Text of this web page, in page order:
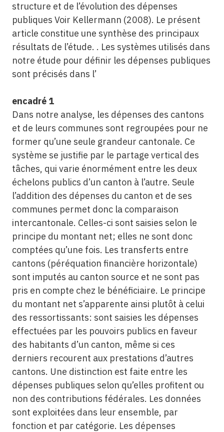
structure et de l’évolution des dépenses
publiques Voir Kellermann (2008). Le présent
article constitue une synthèse des principaux
résultats de l’étude. . Les systèmes utilisés dans
notre étude pour définir les dépenses publiques
sont précisés dans l’
encadré 1
Dans notre analyse, les dépenses des cantons
et de leurs communes sont regroupées pour ne
former qu’une seule grandeur cantonale. Ce
système se justifie par le partage vertical des
tâches, qui varie énormément entre les deux
échelons publics d’un canton à l’autre. Seule
l’addition des dépenses du canton et de ses
communes permet donc la comparaison
intercantonale. Celles-ci sont saisies selon le
principe du montant net; elles ne sont donc
comptées qu’une fois. Les transferts entre
cantons (péréquation financière horizontale)
sont imputés au canton source et ne sont pas
pris en compte chez le bénéficiaire. Le principe
du montant net s’apparente ainsi plutôt à celui
des ressortissants: sont saisies les dépenses
effectuées par les pouvoirs publics en faveur
des habitants d’un canton, même si ces
derniers recourent aux prestations d’autres
cantons. Une distinction est faite entre les
dépenses publiques selon qu’elles profitent ou
non des contributions fédérales. Les données
sont exploitées dans leur ensemble, par
fonction et par catégorie. Les dépenses